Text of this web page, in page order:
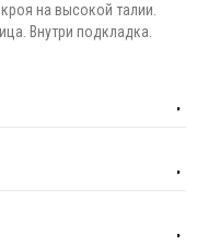
на высокой талии.
Внутри подкладка.